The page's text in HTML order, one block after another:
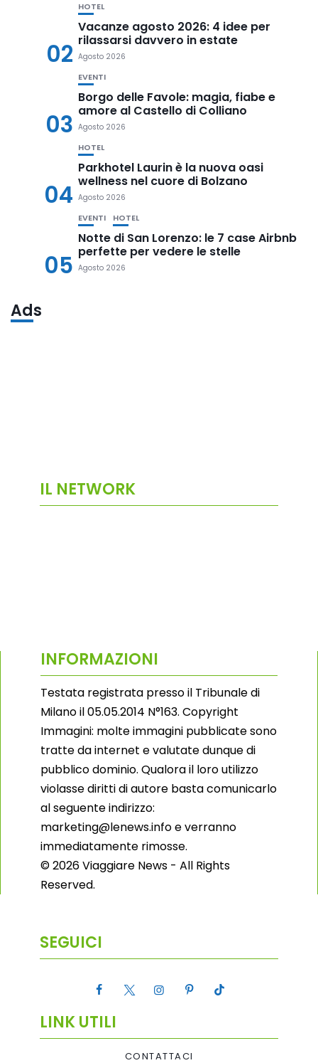
02
HOTEL
Vacanze agosto 2026: 4 idee per
rilassarsi davvero in estate
Agosto 2026
03
EVENTI
Borgo delle Favole: magia, fiabe e
amore al Castello di Colliano
Agosto 2026
04
HOTEL
Parkhotel Laurin è la nuova oasi
wellness nel cuore di Bolzano
Agosto 2026
05
EVENTI HOTEL
Notte di San Lorenzo: le 7 case Airbnb
perfette per vedere le stelle
Agosto 2026
Ads
IL NETWORK
INFORMAZIONI
Testata registrata presso il Tribunale di
Milano il 05.05.2014 N°163. Copyright
Immagini: molte immagini pubblicate sono
tratte da internet e valutate dunque di
pubblico dominio. Qualora il loro utilizzo
violasse diritti di autore basta comunicarlo
al seguente indirizzo:
marketing@lenews.info e verranno
immediatamente rimosse.
© 2026 Viaggiare News - All Rights
Reserved.
SEGUICI
LINK UTILI
CONTATTACI